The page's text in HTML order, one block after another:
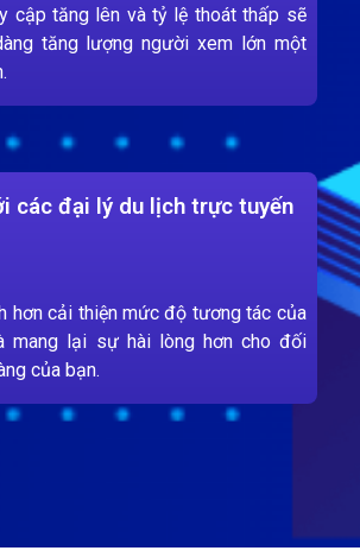
cập tăng lên và tỷ lệ thoát thấp sẽ
tăng lượng người xem lớn một
các đại lý du lịch trực tuyến
hơn cải thiện mức độ tương tác của
mang lại sự hài lòng hơn cho đối
của bạn.